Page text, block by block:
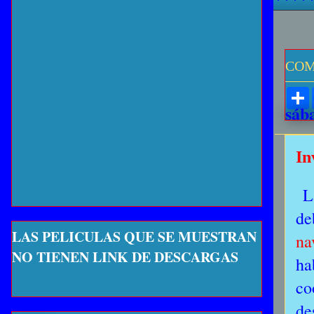
r
LAS PELICULAS QUE SE MUESTRAN
NO TIENEN LINK DE DESCARGAS